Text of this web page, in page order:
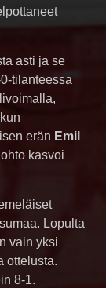
asti ja se
tilanteessa
erän Emil
kasvoi
Lopulta
vain yksi
ottelusta.
8-1.